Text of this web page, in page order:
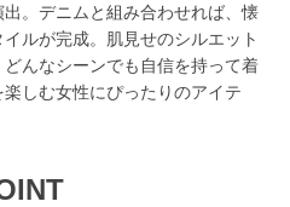
。デニムと組み合わせれば、懐
ルが完成。肌見せのシルエット
んなシーンでも自信を持って着
しむ女性にぴったりのアイテ